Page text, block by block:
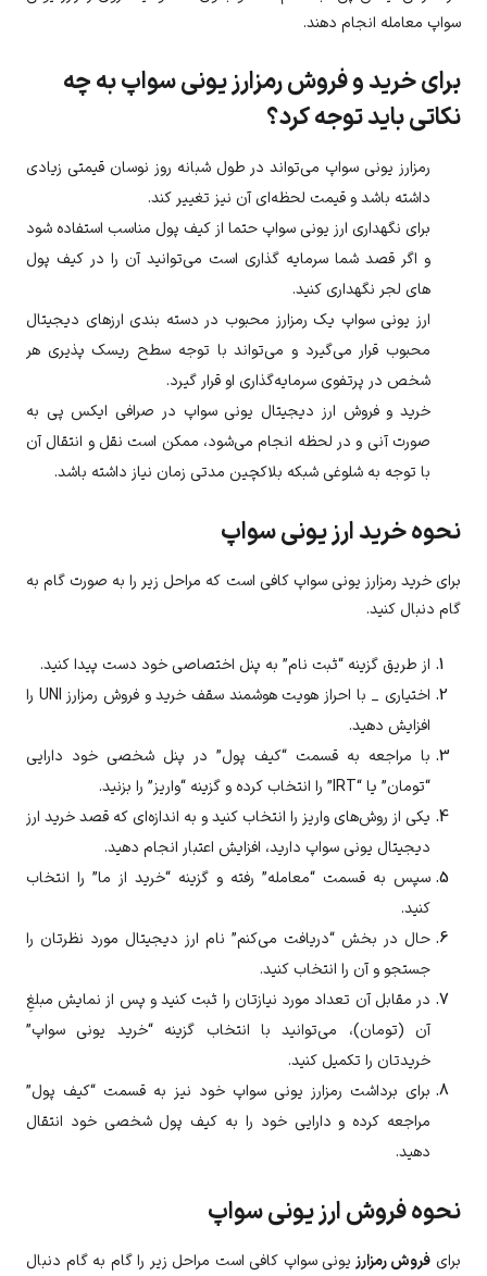
سواپ معامله انجام دهند.
برای خرید و فروش رمزارز یونی سواپ به چه
نکاتی باید توجه کرد؟
رمزارز یونی سواپ می‌تواند در طول شبانه روز نوسان قیمتی زیادی
داشته باشد و قیمت لحظه‌ای آن نیز تغییر کند.
برای نگهداری ارز یونی سواپ حتما از کیف پول مناسب استفاده شود
و اگر قصد شما سرمایه گذاری است می‌توانید آن را در کیف پول
های لجر نگهداری کنید.
ارز یونی سواپ یک رمزارز محبوب در دسته بندی ارزهای دیجیتال
محبوب قرار می‌گیرد و می‌تواند با توجه سطح ریسک پذیری هر
شخص در پرتفوی سرمایه‌گذاری او قرار گیرد.
خرید و فروش ارز دیجیتال یونی سواپ در صرافی ایکس پی به
صورت آنی و در لحظه انجام می‌شود، ممکن است نقل و انتقال آن
با توجه به شلوغی شبکه بلاکچین مدتی زمان نیاز داشته باشد.
نحوه خرید ارز یونی سواپ
برای خرید رمزارز یونی سواپ کافی است که مراحل زیر را به صورت گام به
گام دنبال کنید.
از طریق گزینه “ثبت نام” به پنل اختصاصی خود دست پیدا کنید.
اختیاری _ با احراز هویت هوشمند سقف خرید و فروش رمزارز UNI را
افزایش دهید.
با مراجعه به قسمت “کیف پول” در پنل شخصی خود دارایی
“تومان” یا “IRT” را انتخاب کرده و گزینه “واریز” را بزنید.
یکی از روش‌های واریز را انتخاب کنید و به اندازه‌ای که قصد خرید ارز
دیجیتال یونی سواپ دارید، افزایش اعتبار انجام دهید.
سپس به قسمت “معامله” رفته و گزینه “خرید از ما” را انتخاب
کنید.
حال در بخش “دریافت می‌کنم” نام ارز دیجیتال مورد نظرتان را
جستجو و آن را انتخاب کنید.
در مقابل آن تعداد مورد نیازتان را ثبت کنید و پس از نمایش مبلغِ
آن (تومان)، می‌توانید با انتخاب گزینه “خرید یونی سواپ”
خریدتان را تکمیل کنید.
برای برداشت رمزارز یونی سواپ خود نیز به قسمت “کیف پول”
مراجعه کرده و دارایی خود را به کیف پول شخصی خود انتقال
دهید.
نحوه فروش ارز یونی سواپ
برای فروش رمزارز یونی سواپ کافی است مراحل زیر را گام به گام دنبال